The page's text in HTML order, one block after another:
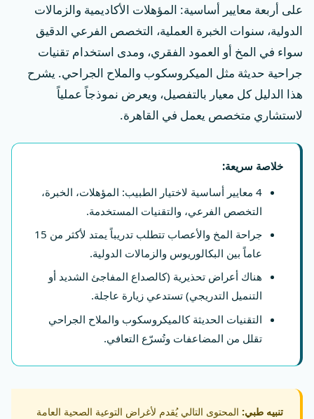
على أربعة معايير أساسية: المؤهلات الأكاديمية والزمالات
الدولية، سنوات الخبرة العملية، التخصص الفرعي الدقيق
سواء في المخ أو العمود الفقري، ومدى استخدام تقنيات
جراحية حديثة مثل الميكروسكوب والملاح الجراحي. يشرح
هذا الدليل كل معيار بالتفصيل، ويعرض نموذجاً عملياً
لاستشاري متخصص يعمل في القاهرة.
خلاصة سريعة:
4 معايير أساسية لاختيار الطبيب: المؤهلات، الخبرة،
التخصص الفرعي، والتقنيات المستخدمة.
جراحة المخ والأعصاب تتطلب تدريباً يمتد لأكثر من 15
عاماً بين البكالوريوس والزمالات الدولية.
هناك أعراض تحذيرية (كالصداع المفاجئ الشديد أو
التنميل التدريجي) تستدعي زيارة عاجلة.
التقنيات الحديثة كالميكروسكوب والملاح الجراحي
تقلل من المضاعفات وتُسرّع التعافي.
تنبيه طبي: المحتوى التالي يُقدم لأغراض التوعية الصحية العامة